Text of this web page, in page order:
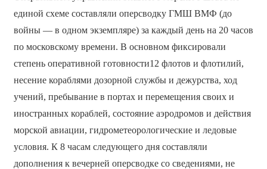
единой схеме составляли оперсводку ГМШ ВМФ (до
войны — в одном экземпляре) за каждый день на 20 часов
по московскому времени. В основном фиксировали
степень оперативной готовности12 флотов и флотилий,
несение кораблями дозорной службы и дежурства, ход
учений, пребывание в портах и перемещения своих и
иностранных кораблей, состояние аэродромов и действия
морской авиации, гидрометеорологические и ледовые
условия. К 8 часам следующего дня составляли
дополнения к вечерней оперсводке со сведениями, не